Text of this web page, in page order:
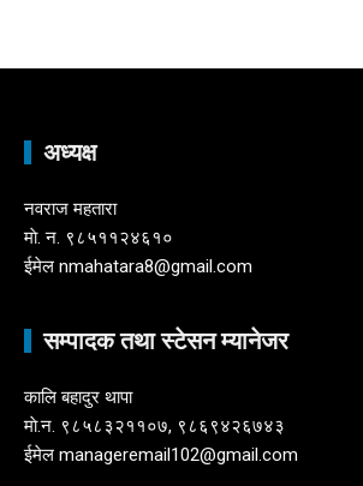
अध्यक्ष
नवराज महतारा
माे. न. ९८५११२४६१०
ईमेल nmahatara8@gmail.com
सम्पादक तथा स्टेसन म्यानेजर
कालि बहादुर थापा
माे.न. ९८५८३२११०७, ९८६९४२६७४३
ईमेल manageremail102@gmail.com